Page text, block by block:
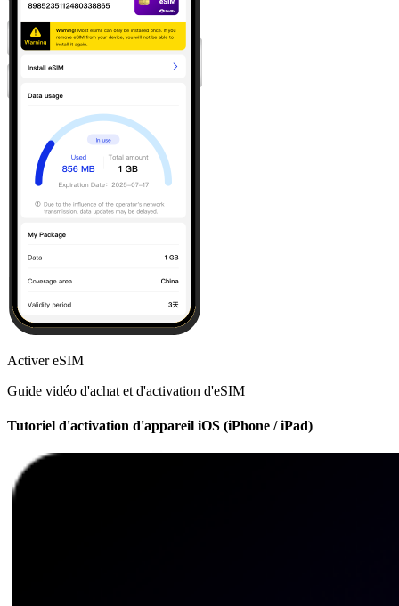
Activer eSIM
Guide vidéo d'achat et d'activation d'eSIM
Tutoriel d'activation d'appareil iOS (iPhone / iPad)